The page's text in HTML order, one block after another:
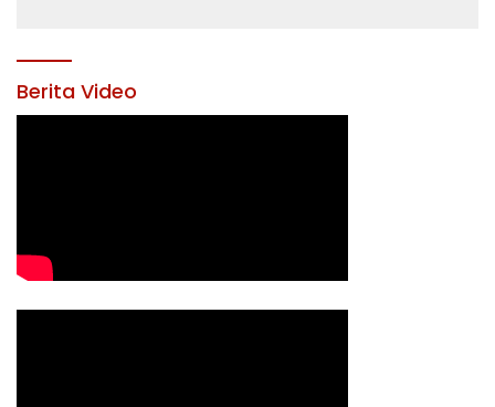
Berita Video